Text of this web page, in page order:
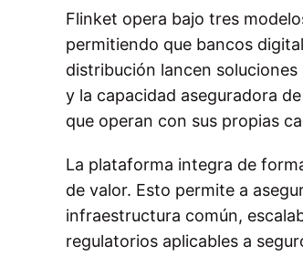
Flinket opera bajo tres
permitiendo que bancos
distribución lancen
y la capacidad aseguradora
que operan con sus propias
La plataforma integra de
de valor. Esto permite a
infraestructura común,
regulatorios aplicables a